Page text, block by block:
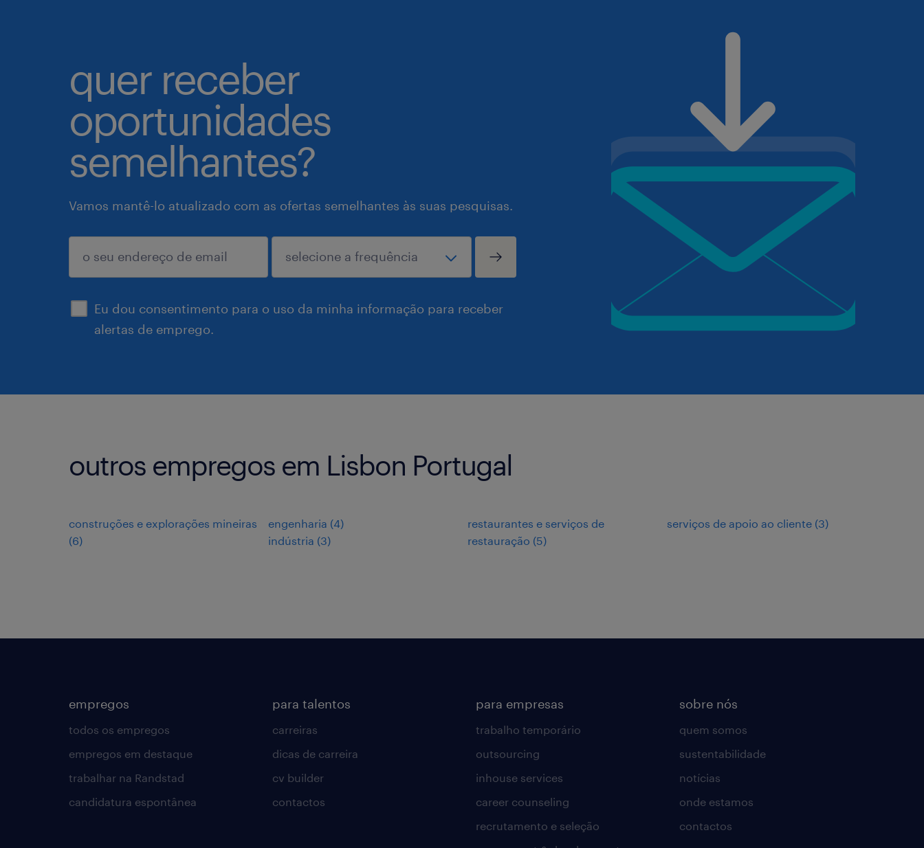
quer receber
oportunidades
semelhantes?
Vamos mantê-lo atualizado com as ofertas semelhantes às suas pesquisas.
Eu dou consentimento para o uso da minha informação para receber
alertas de emprego.
enviar
outros empregos em Lisbon Portugal
construções e explorações mineiras
(6)
engenharia (4)
indústria (3)
restaurantes e serviços de
restauração (5)
serviços de apoio ao cliente (3)
empregos
todos os empregos
empregos em destaque
trabalhar na Randstad
candidatura espontânea
para talentos
carreiras
dicas de carreira
cv builder
contactos
para empresas
trabalho temporário
outsourcing
inhouse services
career counseling
recrutamento e seleção
sobre nós
quem somos
sustentabilidade
notícias
onde estamos
contactos